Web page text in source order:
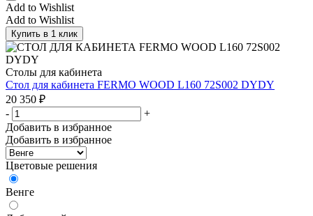
Add to Wishlist
Add to Wishlist
Купить в 1 клик
Столы для кабинета
Стол для кабинета FERMO WOOD L160 72S002 DYDY
20 350 ₽
-
+
Добавить в избранное
Добавить в избранное
Цветовые решения
Венге